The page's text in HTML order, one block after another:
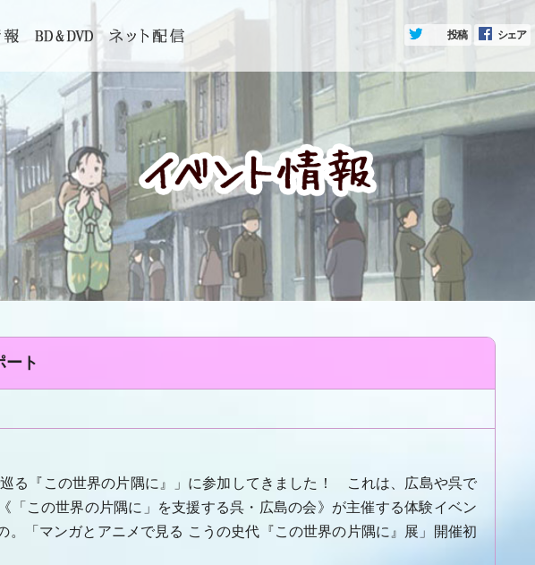
投稿 シェア
ート
る『この世界の片隅に』」に参加してきました！ これは、広島や呉で
「この世界の片隅に」を支援する呉・広島の会》が主催する体験イベン
。「マンガとアニメで見る こうの史代『この世界の片隅に』展」開催初